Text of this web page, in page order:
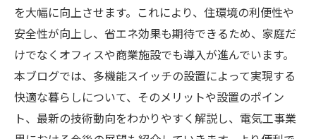
を大幅に向上させます。これにより、住環境の利便性や
安全性が向上し、省エネ効果も期待できるため、家庭だ
けでなくオフィスや商業施設でも導入が進んでいます。
本ブログでは、多機能スイッチの設置によって実現する
快適な暮らしについて、そのメリットや設置のポイン
ト、最新の技術動向をわかりやすく解説し、電気工事業